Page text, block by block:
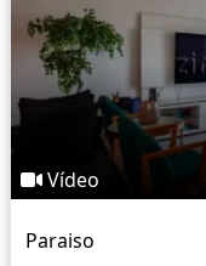
Vídeo
Paraiso